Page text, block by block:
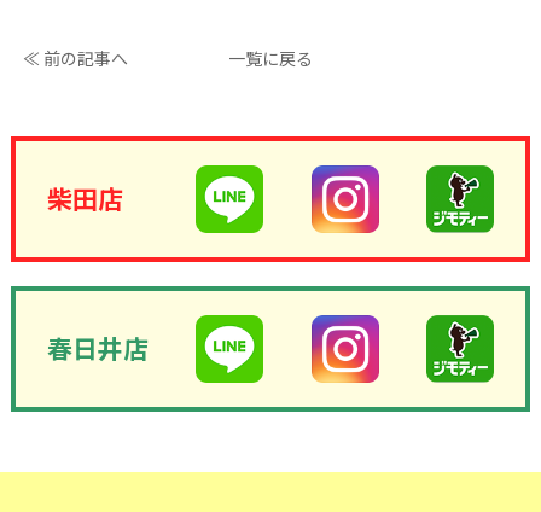
≪ 前の記事へ 一覧に戻る
柴田店
春日井店